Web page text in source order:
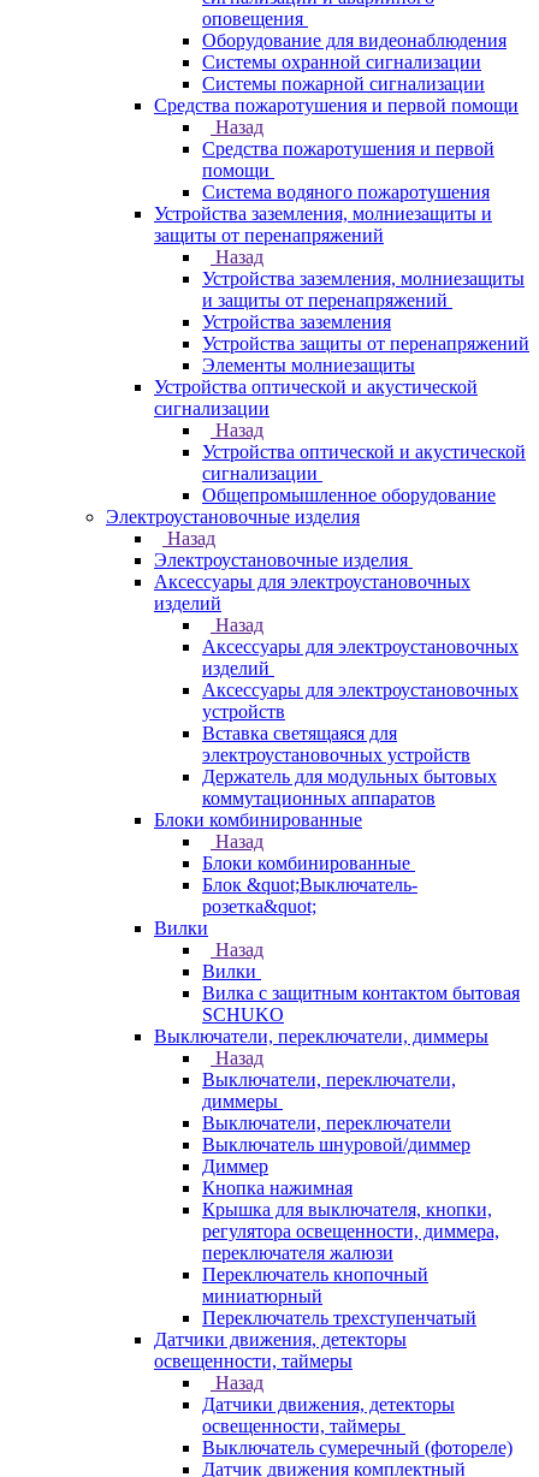
оповещения
Оборудование для видеонаблюдения
Системы охранной сигнализации
Системы пожарной сигнализации
Средства пожаротушения и первой помощи
Назад
Средства пожаротушения и первой
помощи
Система водяного пожаротушения
Устройства заземления, молниезащиты и
защиты от перенапряжений
Назад
Устройства заземления, молниезащиты
и защиты от перенапряжений
Устройства заземления
Устройства защиты от перенапряжений
Элементы молниезащиты
Устройства оптической и акустической
сигнализации
Назад
Устройства оптической и акустической
сигнализации
Общепромышленное оборудование
Электроустановочные изделия
Назад
Электроустановочные изделия
Аксессуары для электроустановочных
изделий
Назад
Аксессуары для электроустановочных
изделий
Аксессуары для электроустановочных
устройств
Вставка светящаяся для
электроустановочных устройств
Держатель для модульных бытовых
коммутационных аппаратов
Блоки комбинированные
Назад
Блоки комбинированные
Блок &quot;Выключатель-
розетка&quot;
Вилки
Назад
Вилки
Вилка с защитным контактом бытовая
SCHUKO
Выключатели, переключатели, диммеры
Назад
Выключатели, переключатели,
диммеры
Выключатели, переключатели
Выключатель шнуровой/диммер
Диммер
Кнопка нажимная
Крышка для выключателя, кнопки,
регулятора освещенности, диммера,
переключателя жалюзи
Переключатель кнопочный
миниатюрный
Переключатель трехступенчатый
Датчики движения, детекторы
освещенности, таймеры
Назад
Датчики движения, детекторы
освещенности, таймеры
Выключатель сумеречный (фотореле)
Датчик движения комплектный